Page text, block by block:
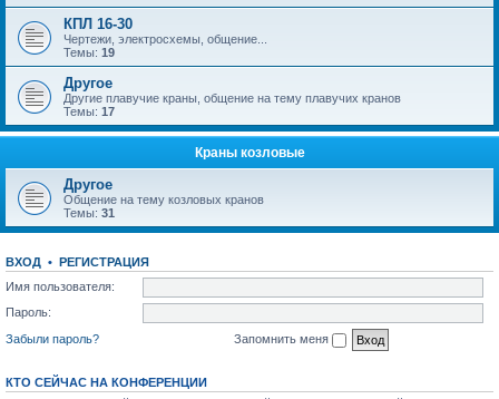
КПЛ 16-30
Чертежи, электросхемы, общение...
Темы: 19
Другое
Другие плавучие краны, общение на тему плавучих кранов
Темы: 17
Краны козловые
Другое
Общение на тему козловых кранов
Темы: 31
ВХОД • РЕГИСТРАЦИЯ
Имя пользователя:
Пароль:
Забыли пароль?
Запомнить меня
КТО СЕЙЧАС НА КОНФЕРЕНЦИИ